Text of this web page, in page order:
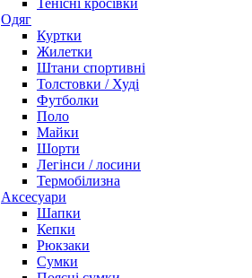
Одяг
Куртки
Жилетки
Штани спортивні
Толстовки / Худі
Футболки
Поло
Майки
Шорти
Легінси / лосини
Термобілизна
Аксесуари
Шапки
Кепки
Рюкзаки
Сумки